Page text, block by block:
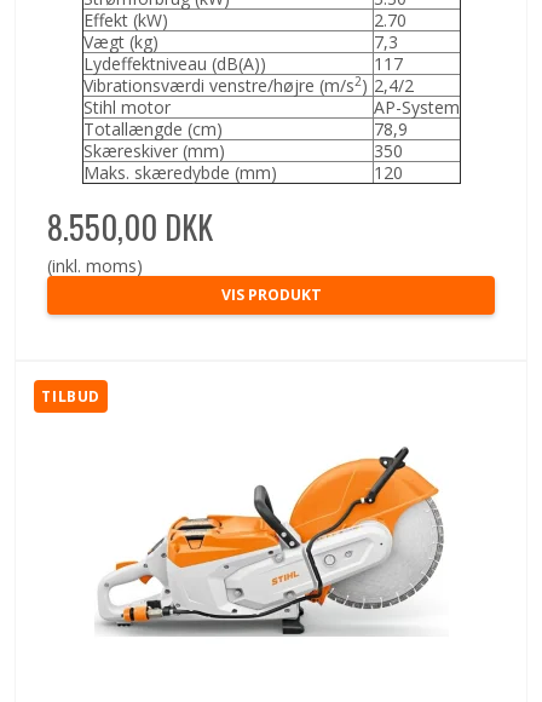
Effekt (kW)
2.70
Vægt (kg)
7,3
Lydeffektniveau (dB(A))
117
Vibrationsværdi venstre/højre (m/s2) 2,4/2
Stihl motor
AP-System
Totallængde (cm)
78,9
Skæreskiver (mm)
350
Maks. skæredybde (mm)
120
8.550,00 DKK
(inkl. moms)
VIS PRODUKT
TILBUD